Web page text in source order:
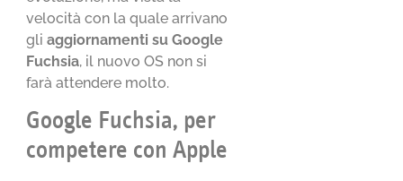
velocità con la quale arrivano
gliaggiornamenti su Google
Fuchsia, il nuovo OS non si
farà attendere molto.
Google Fuchsia, per
competere con Apple